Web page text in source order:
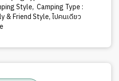
Style, Camping Type :
& Friend Style,ไปคนเดียว